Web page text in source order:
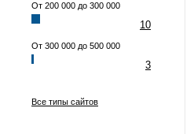
От 200 000 до 300 000
10
От 300 000 до 500 000
3
Все типы сайтов